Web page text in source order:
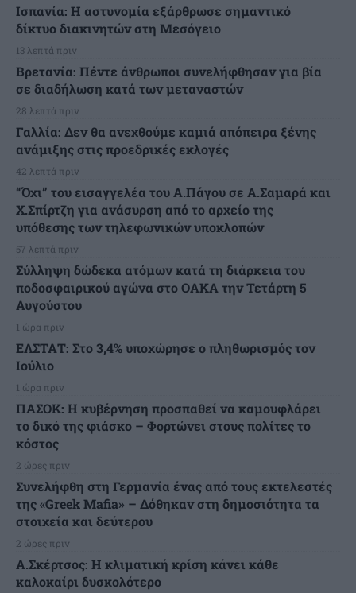
Ισπανία: Η αστυνομία εξάρθρωσε σημαντικό
δίκτυο διακινητών στη Μεσόγειο
13 λεπτά πριν
Βρετανία: Πέντε άνθρωποι συνελήφθησαν για βία
σε διαδήλωση κατά των μεταναστών
28 λεπτά πριν
Γαλλία: Δεν θα ανεχθούμε καμιά απόπειρα ξένης
ανάμιξης στις προεδρικές εκλογές
42 λεπτά πριν
“Όχι” του εισαγγελέα του Α.Πάγου σε Α.Σαμαρά και
Χ.Σπίρτζη για ανάσυρση από το αρχείο της
υπόθεσης των τηλεφωνικών υποκλοπών
57 λεπτά πριν
Σύλληψη δώδεκα ατόμων κατά τη διάρκεια του
ποδοσφαιρικού αγώνα στο ΟΑΚΑ την Τετάρτη 5
Αυγούστου
1 ώρα πριν
ΕΛΣΤΑΤ: Στο 3,4% υποχώρησε ο πληθωρισμός τον
Ιούλιο
1 ώρα πριν
ΠΑΣΟΚ: Η κυβέρνηση προσπαθεί να καμουφλάρει
το δικό της φιάσκο – Φορτώνει στους πολίτες το
κόστος
2 ώρες πριν
Συνελήφθη στη Γερμανία ένας από τους εκτελεστές
της «Greek Mafia» – Δόθηκαν στη δημοσιότητα τα
στοιχεία και δεύτερου
2 ώρες πριν
A.Σκέρτσος: Η κλιματική κρίση κάνει κάθε
καλοκαίρι δυσκολότερο